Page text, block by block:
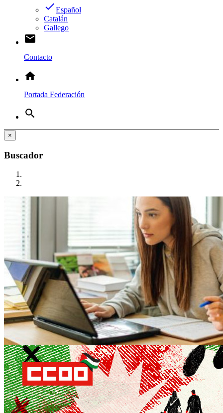
doneEspañol
Catalán
Gallego
email
Contacto
home
Portada Federación
search
×
Buscador